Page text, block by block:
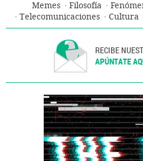
Memes Filosofía
Telecomunicaciones
Cultura
RECIBE
APÚNTATE